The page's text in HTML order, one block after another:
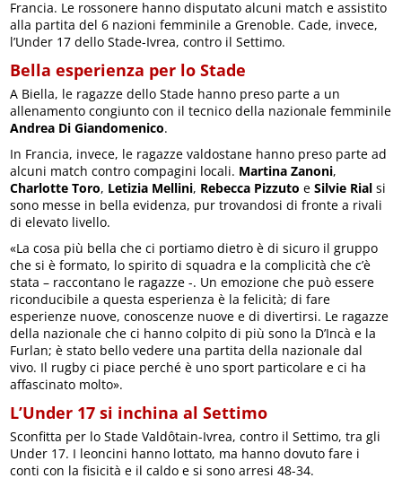
Francia. Le rossonere hanno disputato alcuni match e assistito
alla partita del 6 nazioni femminile a Grenoble. Cade, invece,
l’Under 17 dello Stade-Ivrea, contro il Settimo.
Bella esperienza per lo Stade
A Biella, le ragazze dello Stade hanno preso parte a un
allenamento congiunto con il tecnico della nazionale femminile
Andrea Di Giandomenico.
In Francia, invece, le ragazze valdostane hanno preso parte ad
alcuni match contro compagini locali. Martina Zanoni,
Charlotte Toro, Letizia Mellini, Rebecca Pizzuto eSilvie Rial si
sono messe in bella evidenza, pur trovandosi di fronte a rivali
di elevato livello.
«La cosa più bella che ci portiamo dietro è di sicuro il gruppo
che si è formato, lo spirito di squadra e la complicità che c’è
stata – raccontano le ragazze -. Un emozione che può essere
riconducibile a questa esperienza è la felicità; di fare
esperienze nuove, conoscenze nuove e di divertirsi. Le ragazze
della nazionale che ci hanno colpito di più sono la D’Incà e la
Furlan; è stato bello vedere una partita della nazionale dal
vivo. Il rugby ci piace perché è uno sport particolare e ci ha
affascinato molto».
L’Under 17 si inchina al Settimo
Sconfitta per lo Stade Valdôtain-Ivrea, contro il Settimo, tra gli
Under 17. I leoncini hanno lottato, ma hanno dovuto fare i
conti con la fisicità e il caldo e si sono arresi 48-34.